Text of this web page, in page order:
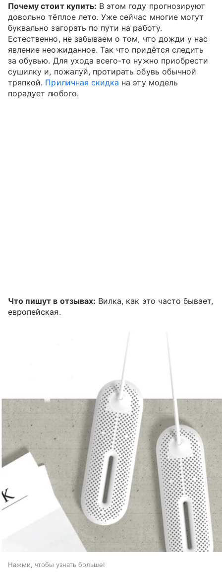
Почему стоит купить: В этом году прогнозируют
довольно тёплое лето. Уже сейчас многие могут
буквально загорать по пути на работу.
Естественно, не забываем о том, что дожди у нас
явление неожиданное. Так что придётся следить
за обувью. Для ухода всего-то нужно приобрести
сушилку и, пожалуй, протирать обувь обычной
тряпкой. Приличная скидка на эту модель
порадует любого.
Что пишут в отзывах: Вилка, как это часто бывает,
европейская.
Нажми, чтобы узнать больше!